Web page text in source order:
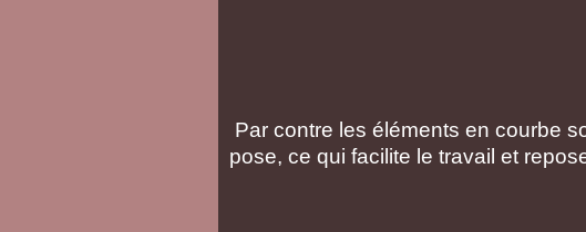
Par contre les éléments en courbe
pose, ce qui facilite le travail et